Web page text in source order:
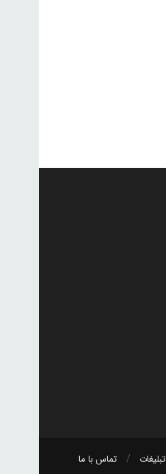
تبلیغات تماس با ما